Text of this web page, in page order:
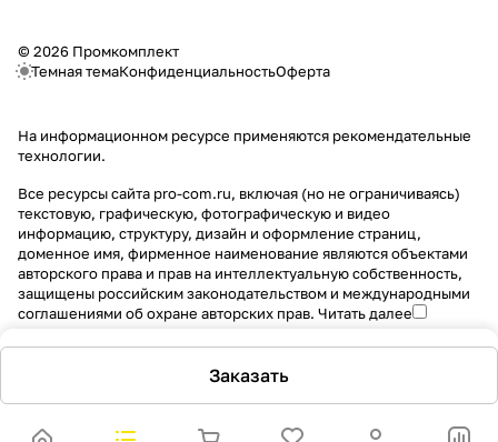
Заказать
© 2026 Промкомплект
Темная темаКонфиденциальностьОферта
На информационном ресурсе применяются рекомендательные
технологии.
Все ресурсы сайта pro-com.ru, включая (но не ограничиваясь)
текстовую, графическую, фотографическую и видео
информацию, структуру, дизайн и оформление страниц,
доменное имя, фирменное наименование являются объектами
авторского права и прав на интеллектуальную собственность,
защищены российским законодательством и международными
соглашениями об охране авторских прав. Читать далее